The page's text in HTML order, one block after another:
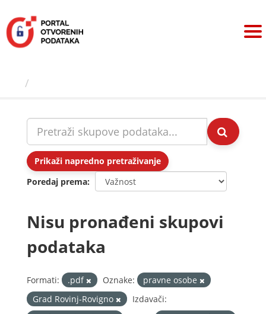
sadržaj
Prikaži napredno pretraživanje
Poredaj prema
Nisu pronađeni skupovi
podataka
Formati: .pdf Oznake:
pravne osobe
Grad Rovinj-Rovigno
Izdavači: